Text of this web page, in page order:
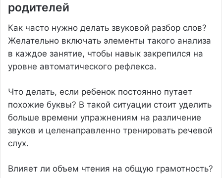
родителей
Как часто нужно делать звуковой разбор слов?
Желательно включать элементы такого анализа
в каждое занятие, чтобы навык закрепился на
уровне автоматического рефлекса.
Что делать, если ребенок постоянно путает
похожие буквы? В такой ситуации стоит уделить
больше времени упражнениям на различение
звуков и целенаправленно тренировать речевой
слух.
Влияет ли объем чтения на общую грамотность?